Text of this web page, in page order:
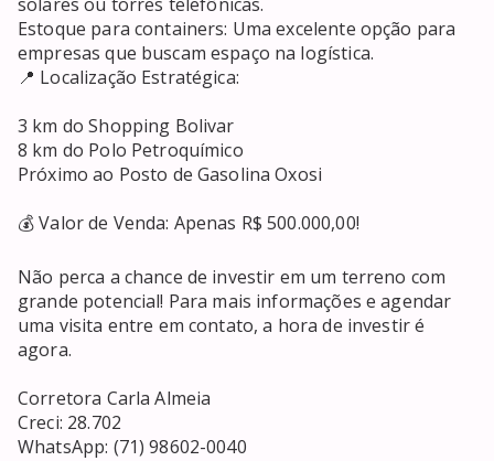
Estoque para containers: Uma excelente opção para
empresas que buscam espaço na logística.
📍 Localização Estratégica:
3 km do Shopping Bolivar
8 km do Polo Petroquímico
Próximo ao Posto de Gasolina Oxosi
💰 Valor de Venda: Apenas R$ 500.000,00!
Não perca a chance de investir em um terreno com
grande potencial! Para mais informações e agendar
uma visita entre em contato, a hora de investir é
agora.
Corretora Carla Almeia
Creci: 28.702
WhatsApp: (71) 98602-0040